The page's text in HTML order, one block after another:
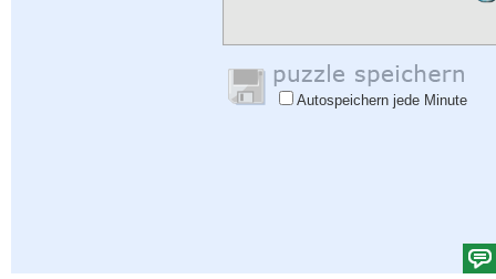
Autospeichern jede Minute